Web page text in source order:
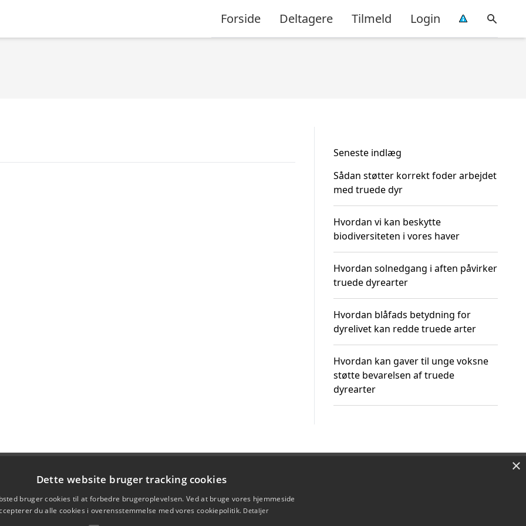
Forside Deltagere Tilmeld Login
Seneste indlæg
Sådan støtter korrekt foder arbejdet
med truede dyr
Hvordan vi kan beskytte
biodiversiteten i vores haver
Hvordan solnedgang i aften påvirker
truede dyrearter
Hvordan blåfads betydning for
dyrelivet kan redde truede arter
Hvordan kan gaver til unge voksne
støtte bevarelsen af truede
dyrearter
×
Dette website bruger tracking cookies
bruger cookies til at forbedre brugeroplevelsen. Ved at bruge vores hjemmeside
du alle cookies i overensstemmelse med vores cookiepolitik. Detaljer